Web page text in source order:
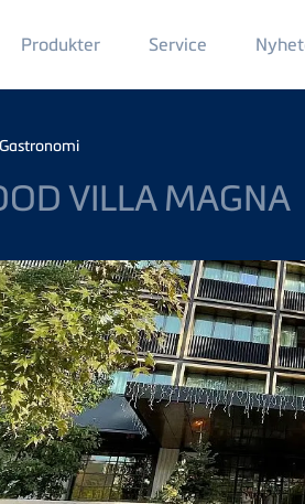
Main
Menü
Produkter Service
VILLA MAGNA